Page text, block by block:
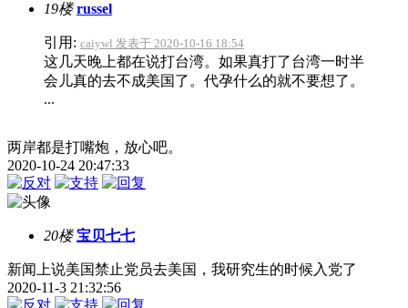
19楼 russel
引用: caiywl 发表于 2020-10-16 18:54
这几天晚上都在说打台湾。如果真打了台湾一时半
会儿真的去不成美国了。代孕什么的就不要想了。
...
两岸都是打嘴炮，放心吧。
2020-10-24 20:47:33
20楼 宝贝七七
新闻上说美国禁止党员去美国，我研究生的时候入党了
2020-11-3 21:32:56